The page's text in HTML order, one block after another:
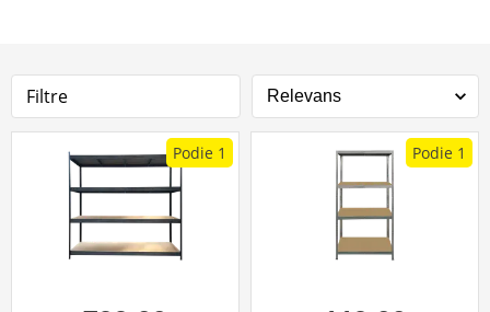
Filtre
Podie 1 Podie 1